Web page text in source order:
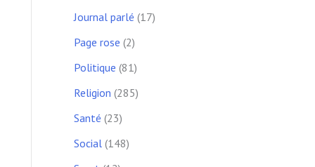
Journal parlé (17)
Page rose (2)
Politique (81)
Religion (285)
Santé (23)
Social(148)